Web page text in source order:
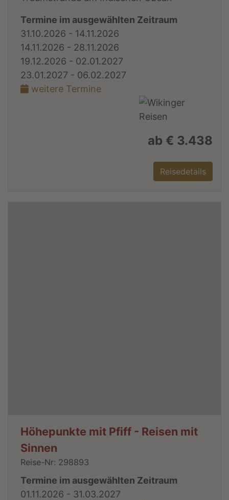
Termine im ausgewählten Zeitraum
31.10.2026 - 14.11.2026
14.11.2026 - 28.11.2026
19.12.2026 - 02.01.2027
23.01.2027 - 06.02.2027
weitere Termine
ab € 3.438
Reisedetails
Höhepunkte mit Pfiff - Reisen mit
Sinnen
Reise-Nr: 298893
Termine im ausgewählten Zeitraum
01.11.2026 - 31.03.2027